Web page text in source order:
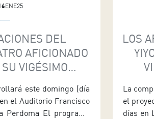
ENE25
DEL
AFICIONADO
VIGÉSIMO
este domingo (día
el Auditorio Francisco
Perdoma El programa
LOS
La
el
días en